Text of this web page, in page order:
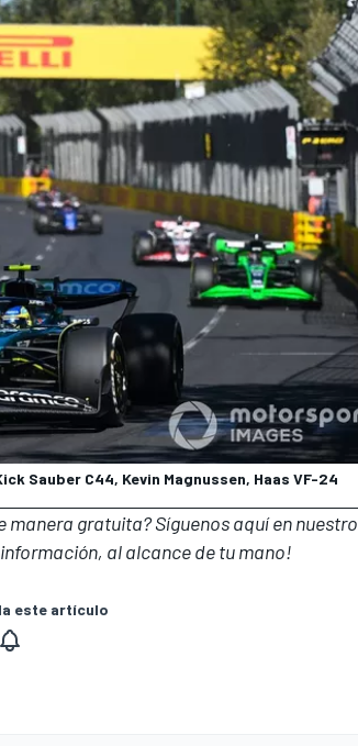
Sauber C44, Kevin Magnussen, Haas VF-24
manera gratuita? Síguenosaquí en nuestro
al alcance de tu mano!
este artículo